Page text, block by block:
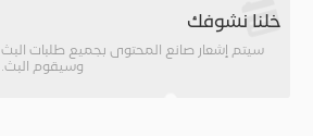
خلنا نشوفك
سيتم إشعار صانع المحتوى بجميع طلبات البث
وسيقوم البث.